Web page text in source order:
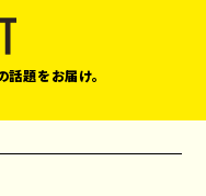
話題をお届け。